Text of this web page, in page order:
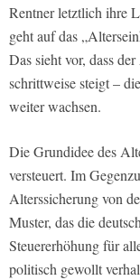
Rentner letztlich ihre
geht auf das
Das sieht vor, dass
schrittweise steigt –
weiter wachsen.
Die Grundidee des
versteuert. Im
Alterssicherung von
Muster, das die
Steuererhöhung für
politisch gewollt